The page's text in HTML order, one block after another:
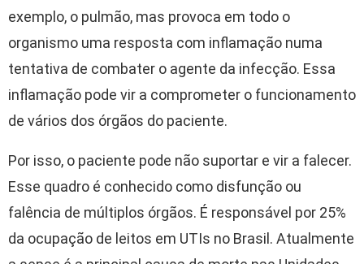
exemplo, o pulmão, mas provoca em todo o
organismo uma resposta com inflamação numa
tentativa de combater o agente da infecção. Essa
inflamação pode vir a comprometer o funcionamento
de vários dos órgãos do paciente.
Por isso, o paciente pode não suportar e vir a falecer.
Esse quadro é conhecido como disfunção ou
falência de múltiplos órgãos. É responsável por 25%
da ocupação de leitos em UTIs no Brasil. Atualmente